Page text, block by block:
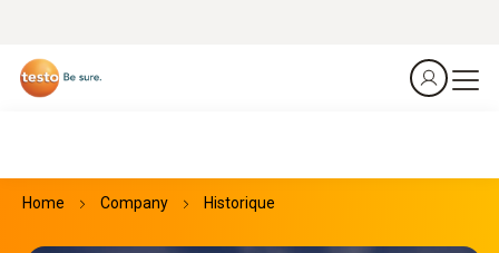
Home Company Historique